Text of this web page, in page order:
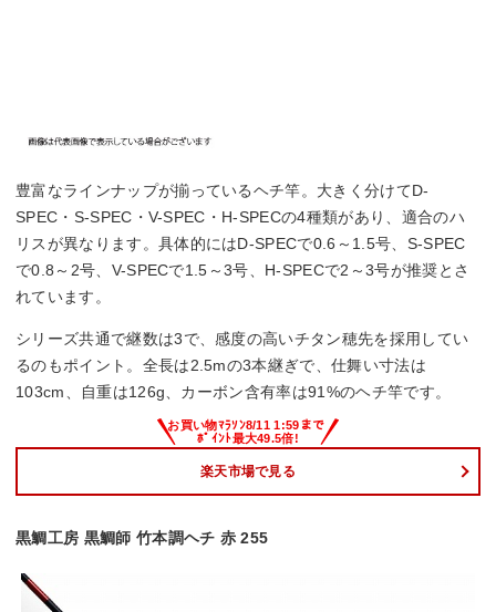
豊富なラインナップが揃っているヘチ竿。大きく分けてD-
SPEC・S-SPEC・V-SPEC・H-SPECの4種類があり、適合のハ
リスが異なります。具体的にはD-SPECで0.6～1.5号、S-SPEC
で0.8～2号、V-SPECで1.5～3号、H-SPECで2～3号が推奨とさ
れています。
シリーズ共通で継数は3で、感度の高いチタン穂先を採用してい
るのもポイント。全長は2.5mの3本継ぎで、仕舞い寸法は
103cm、自重は126g、カーボン含有率は91%のヘチ竿です。
楽天市場で見る
黒鯛工房 黒鯛師 竹本調ヘチ 赤 255